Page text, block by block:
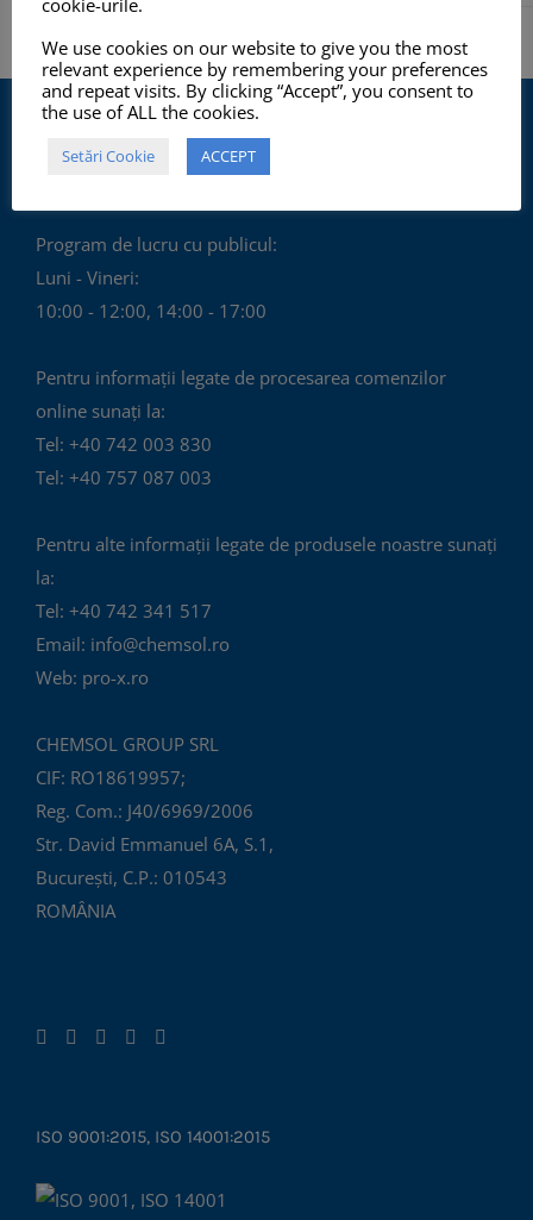
Program de lucru cu publicul:
Luni - Vineri:
10:00 - 12:00, 14:00 - 17:00
Pentru informații legate de procesarea comenzilor
online sunați la:
Tel: +40 742 003 830
Tel: +40 757 087 003
Pentru alte informații legate de produsele noastre sunați
la:
Tel: +40 742 341 517
Email: info@chemsol.ro
Web: pro-x.ro
CHEMSOL GROUP SRL
CIF: RO18619957;
Reg. Com.: J40/6969/2006
Str. David Emmanuel 6A, S.1,
București, C.P.: 010543
ROMÂNIA
ISO 9001:2015, ISO 14001:2015
cookie-urile.
We use cookies on our website to give you the most
relevant experience by remembering your preferences
and repeat visits. By clicking “Accept”, you consent to
the use of ALL the cookies.
Setări Cookie ACCEPT